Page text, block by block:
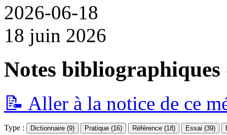
2026-06-18
18 juin 2026
Notes bibliographiques
📝 Aller à la notice de ce
Type : Dictionnaire (9) Pratique (16) Référence (18) Essai (39)